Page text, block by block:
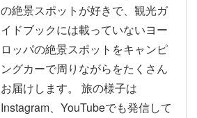
の絶景スポットが好きで、観光ガ
イドブックには載っていないヨー
ロッパの絶景スポットをキャンピ
ングカーで周りながらをたくさん
お届けします。 旅の様子は
Instagram、YouTubeでも発信して